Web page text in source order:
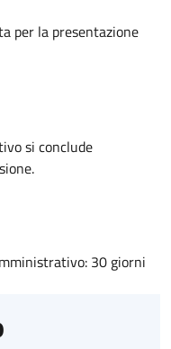
per la presentazione
si conclude
30 giorni